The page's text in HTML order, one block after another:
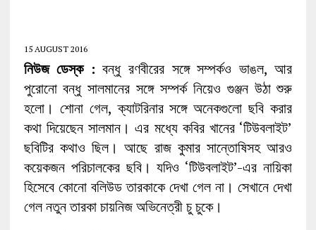
15 AUGUST 2016
নিউজ ডেস্ক : বন্ধু রণবীরের সঙ্গে সম্পর্কও ভাঙল, আর
পুরোনো বন্ধু সালমানের সঙ্গে সম্পর্ক নিয়েও গুঞ্জন উঠা শুরু
হলো। শোনা গেল, ক্যাটরিনার সঙ্গে অনেকগুলো ছবি করার
কথা দিয়েছেন সালমান। এর মধ্যে কবির খানের ‘টিউবলাইট’
ছবিটির কথাও ছিল। আছে রাজ কুমার সান্তোষিসহ আরও
কয়েকজন পরিচালকের ছবি। যদিও ‘টিউবলাইট’-এর নায়িকা
হিসেবে কোনো বলিউড তারকাকে দেখা গেল না। সেখানে দেখা
গেল নতুন তারকা চায়নিজ অভিনেত্রী চু চুকে।